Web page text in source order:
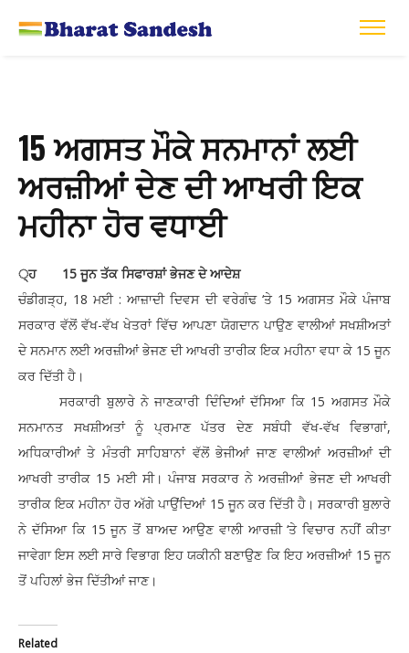
15 ਅਗਸਤ ਮੌਕੇ ਸਨਮਾਨਾਂ ਲਈ
ਅਰਜ਼ੀਆਂ ਦੇਣ ਦੀ ਆਖਰੀ ਇਕ
ਮਹੀਨਾ ਹੋਰ ਵਧਾਈ
੍ਹ 15 ਜੂਨ ਤੱਕ ਸਿਫਾਰਸ਼ਾਂ ਭੇਜਣ ਦੇ ਆਦੇਸ਼
ਚੰਡੀਗੜ੍ਹ, 18 ਮਈ : ਆਜ਼ਾਦੀ ਦਿਵਸ ਦੀ ਵਰੇਗੰਢ ‘ਤੇ 15 ਅਗਸਤ ਮੌਕੇ ਪੰਜਾਬ
ਸਰਕਾਰ ਵੱਲੋਂ ਵੱਖ-ਵੱਖ ਖੇਤਰਾਂ ਵਿੱਚ ਆਪਣਾ ਯੋਗਦਾਨ ਪਾਉਣ ਵਾਲੀਆਂ ਸਖਸ਼ੀਅਤਾਂ
ਦੇ ਸਨਮਾਨ ਲਈ ਅਰਜ਼ੀਆਂ ਭੇਜਣ ਦੀ ਆਖਰੀ ਤਾਰੀਕ ਇਕ ਮਹੀਨਾ ਵਧਾ ਕੇ 15 ਜੂਨ
ਕਰ ਦਿੱਤੀ ਹੈ।
ਸਰਕਾਰੀ ਬੁਲਾਰੇ ਨੇ ਜਾਣਕਾਰੀ ਦਿੰਦਿਆਂ ਦੱਸਿਆ ਕਿ 15 ਅਗਸਤ ਮੌਕੇ
ਸਨਮਾਨਤ ਸਖਸ਼ੀਅਤਾਂ ਨੂੰ ਪ੍ਰਮਾਣ ਪੱਤਰ ਦੇਣ ਸਬੰਧੀ ਵੱਖ-ਵੱਖ ਵਿਭਾਗਾਂ,
ਅਧਿਕਾਰੀਆਂ ਤੇ ਮੰਤਰੀ ਸਾਹਿਬਾਨਾਂ ਵੱਲੋਂ ਭੇਜੀਆਂ ਜਾਣ ਵਾਲੀਆਂ ਅਰਜ਼ੀਆਂ ਦੀ
ਆਖਰੀ ਤਾਰੀਕ 15 ਮਈ ਸੀ। ਪੰਜਾਬ ਸਰਕਾਰ ਨੇ ਅਰਜ਼ੀਆਂ ਭੇਜਣ ਦੀ ਆਖਰੀ
ਤਾਰੀਕ ਇਕ ਮਹੀਨਾ ਹੋਰ ਅੱਗੇ ਪਾਉਂਦਿਆਂ 15 ਜੂਨ ਕਰ ਦਿੱਤੀ ਹੈ। ਸਰਕਾਰੀ ਬੁਲਾਰੇ
ਨੇ ਦੱਸਿਆ ਕਿ 15 ਜੂਨ ਤੋਂ ਬਾਅਦ ਆਉਣ ਵਾਲੀ ਆਰਜ਼ੀ ‘ਤੇ ਵਿਚਾਰ ਨਹੀਂ ਕੀਤਾ
ਜਾਵੇਗਾ ਇਸ ਲਈ ਸਾਰੇ ਵਿਭਾਗ ਇਹ ਯਕੀਨੀ ਬਣਾਉਣ ਕਿ ਇਹ ਅਰਜ਼ੀਆਂ 15 ਜੂਨ
ਤੋਂ ਪਹਿਲਾਂ ਭੇਜ ਦਿੱਤੀਆਂ ਜਾਣ।
Related